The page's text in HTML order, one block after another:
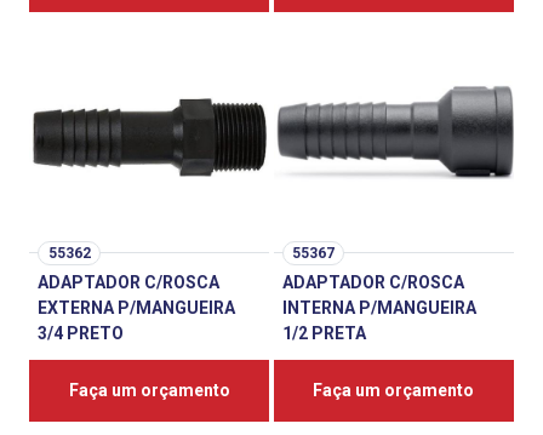
55362
ADAPTADOR C/ROSCA
EXTERNA P/MANGUEIRA
3/4 PRETO
Faça um orçamento
55367
ADAPTADOR C/ROSCA
INTERNA P/MANGUEIRA
1/2 PRETA
Faça um orçamento